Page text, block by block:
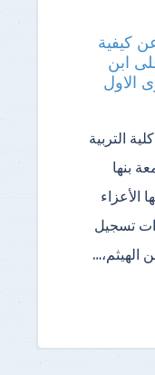
كيفية
ابن
الاول
التربية
بنها
الأعزاء
تسجيل
الهيثم،…